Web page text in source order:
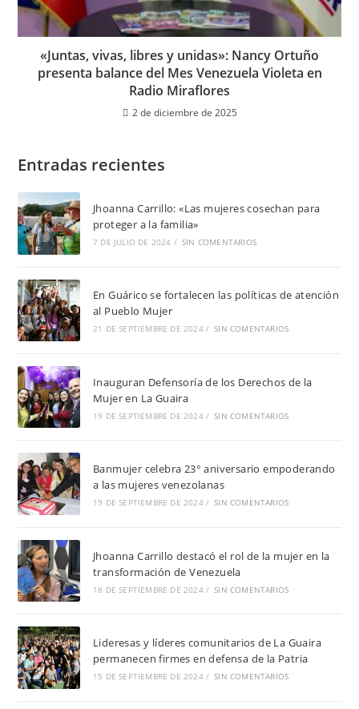
«Juntas, vivas, libres y unidas»: Nancy Ortuño
presenta balance del Mes Venezuela Violeta en
Radio Miraflores
2 de diciembre de 2025
Entradas recientes
Jhoanna Carrillo: «Las mujeres cosechan para
proteger a la familia»
7 DE JULIO DE 2024 / SIN COMENTARIOS
En Guárico se fortalecen las políticas de atención
al Pueblo Mujer
21 DE SEPTIEMBRE DE 2024 / SIN COMENTARIOS
Inauguran Defensoría de los Derechos de la
Mujer en La Guaira
19 DE SEPTIEMBRE DE 2024 / SIN COMENTARIOS
Banmujer celebra 23° aniversario empoderando
a las mujeres venezolanas
19 DE SEPTIEMBRE DE 2024 / SIN COMENTARIOS
Jhoanna Carrillo destacó el rol de la mujer en la
transformación de Venezuela
18 DE SEPTIEMBRE DE 2024 / SIN COMENTARIOS
Lideresas y líderes comunitarios de La Guaira
permanecen firmes en defensa de la Patria
15 DE SEPTIEMBRE DE 2024 / SIN COMENTARIOS